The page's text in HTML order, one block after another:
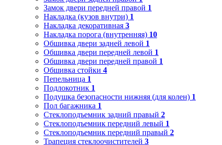
Замок двери передней правой 1
Накладка (кузов внутри) 1
Накладка декоративная 3
Накладка порога (внутренняя) 10
Обшивка двери задней левой 1
Обшивка двери передней левой 1
Обшивка двери передней правой 1
Обшивка стойки 4
Пепельница 1
Подлокотник 1
Подушка безопасности нижняя (для колен) 1
Пол багажника 1
Стеклоподъемник задний правый 2
Стеклоподъемник передний левый 1
Стеклоподъемник передний правый 2
Трапеция стеклоочистителей 3